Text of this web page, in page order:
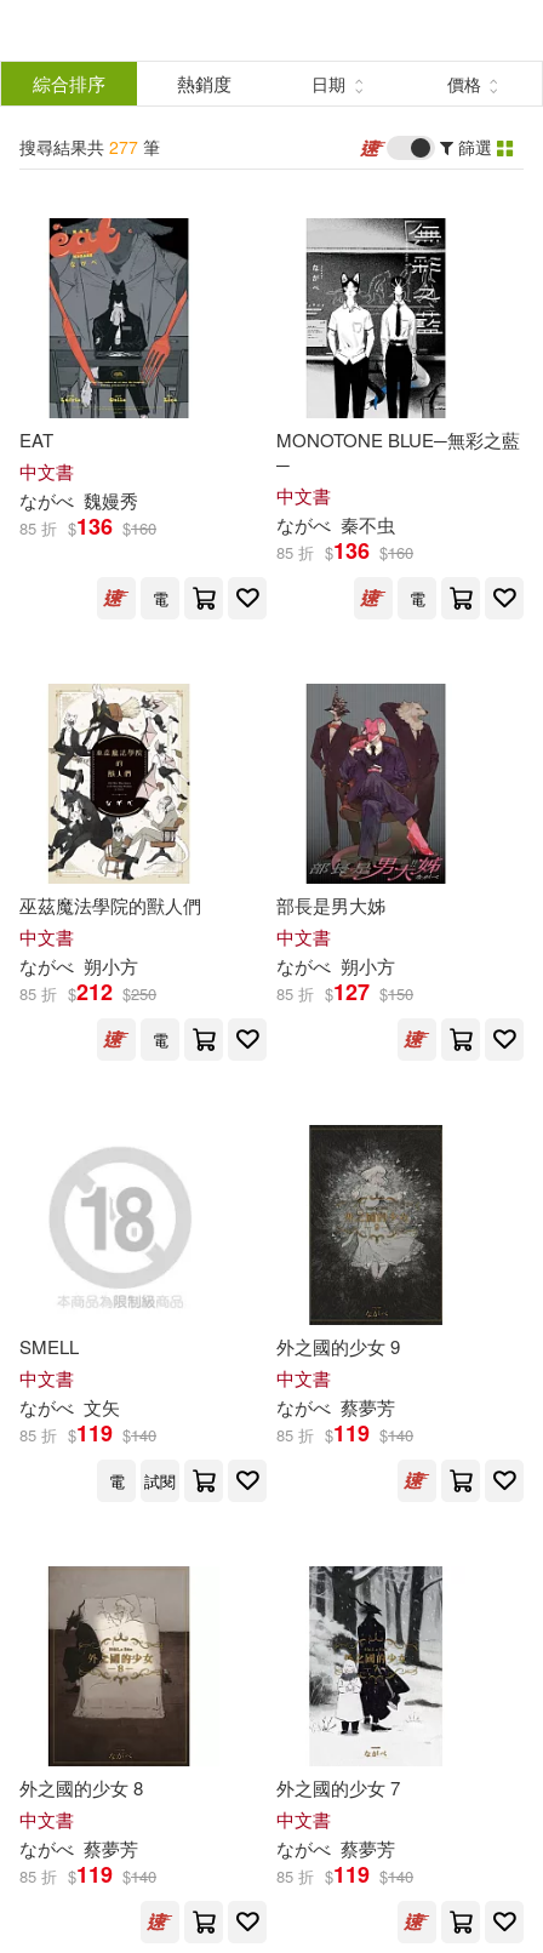
結
分類 (單選)
所有商品(277) 圖書(99)
影音(10)
電子書(101)
作者 (可複選)
篠崎芳(32) ながべ(27)
みわべさくら(24)
ホットエンターテイメント(18)
坂石遊作(18) 桂イチホ(16)
ふか田さめたろう(10)
疎陀陽(10) チェリーズ(8)
ふか田 さめたろう(6)
よしながふみ(6) 眠介(6)
菜々(6) あさつじみか(5)
水島空彦(5)
鵜吉しょう(5)
ケイ・エム・プロデュース(4)
尾崎えりか(4) 岸本和葉(4)
流川莉央(4) 美澄玲衣(4)
KWKM(3) ながえSTYLE(3)
内々けやき(3) 相生昌悟(3)
「化石的一切」編輯室(2)
「奇幻世界的一切」編輯室(2)
「宝石のすべて」編集室(2)
「貝殼的一切」編輯室(2)
ゆあま(2) らずべりぃ(2)
展開
出版社 (可複選)
東立(58)
台灣東販(23) 台灣角川(22)
MTEX(15) KADOKAWA(11)
ホビージャパン(8) 講談社(8)
Universal(5)
オーバーラップ(5)
マッグガーデン(5)
PCuSER電腦人文化(4)
SECRET MUSIC(4) 瑞昇(4)
スターツ出版(3) 三采(3)
尖端(3)
楓葉社文化(3)
オレンジページ(2) 一迅社(2)
人類智庫(2) 出色文化(2)
配送方式 (可複選)
可海外宅配(168)
可港澳店取(164)
可菲律賓店取(164)
本週上市新品(1)
電子書 (可複選)
適合手機平板閱讀(30)
適合平板閱讀(71)
綜合排序 熱銷度 日期 價格
搜尋結果共 277 筆 篩選
EAT
中文書
ながべ 魏嫚秀
85 折 $136 $160
電
MONOTONE BLUE─無彩之藍
─
中文書
ながべ 秦不虫
85 折 $136 $160
電
巫茲魔法學院的獸人們
中文書
ながべ 朔小方
85 折 $212 $250
電
部長是男大姊
中文書
ながべ 朔小方
85 折 $127 $150
SMELL
中文書
ながべ 文矢
85 折 $119 $140
電
試閱
外之國的少女 9
中文書
ながべ 蔡夢芳
85 折 $119 $140
外之國的少女 8
中文書
ながべ 蔡夢芳
85 折 $119 $140
外之國的少女 7
中文書
ながべ 蔡夢芳
85 折 $119 $140